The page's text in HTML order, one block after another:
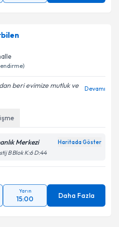
beri evimize mutluk ve
Devamı
Merkezi Haritada Göster
B Blok K:6 D:44
Yarın
15:00 Daha Fazla